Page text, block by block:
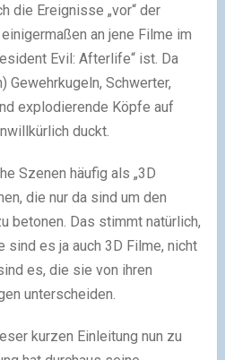
die Ereignisse „vor“ der
an jene Filme im
Evil: Afterlife“ ist. Da
Gewehrkugeln, Schwerter,
explodierende Köpfe auf
duckt.
Szenen häufig als „3D
die nur da sind um den
betonen. Das stimmt natürlich,
sind es ja auch 3D Filme, nicht
es, die sie von ihren
unterscheiden.
kurzen Einleitung nun zu